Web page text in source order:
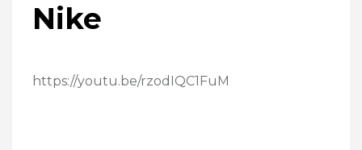
Nike
https://youtu.be/rzodIQC1FuM